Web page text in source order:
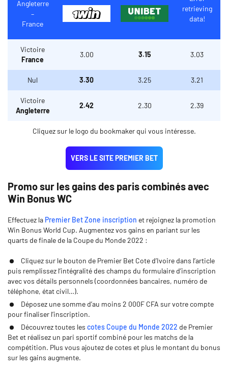
Angleterre
–
France
retrieving
data!
Victoire
France
3.00 3.15 3.03
Nul 3.30 3.25 3.21
Victoire
Angleterre
2.42 2.30 2.39
Cliquez sur le logo du bookmaker qui vous intéresse.
VERS LE SITE PREMIER BET
Promo sur les gains des paris combinés avec
Win Bonus WC
Effectuez la Premier Bet Zone inscription et rejoignez la promotion
Win Bonus World Cup. Augmentez vos gains en pariant sur les
quarts de finale de la Coupe du Monde 2022 :
Cliquez sur le bouton de Premier Bet Cote d’Ivoire dans l’article
puis remplissez l’intégralité des champs du formulaire d’inscription
avec vos détails personnels (coordonnées bancaires, numéro de
téléphone, état civil…).
Déposez une somme d’au moins 2 000F CFA sur votre compte
pour finaliser l’inscription.
Découvrez toutes les cotes Coupe du Monde 2022 de Premier
Bet et réalisez un pari sportif combiné pour les matchs de la
compétition. Plus vous ajoutez de cotes et plus le montant du bonus
sur les gains augmente.